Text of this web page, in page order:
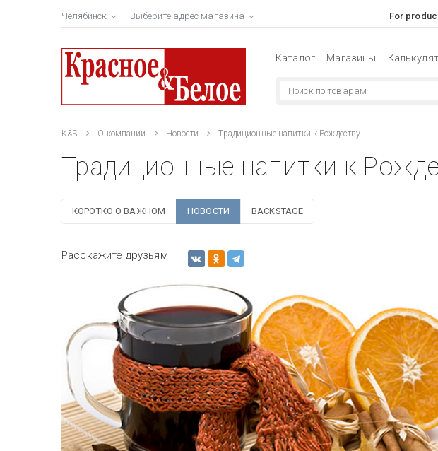
Челябинск Выберите адрес магазина For
Каталог Магазины
К&Б О компании Новости Традиционные напитки к Рождеству
Традиционные напитки к
КОРОТКО О ВАЖНОМ НОВОСТИ BACKSTAGE
Расскажите друзьям